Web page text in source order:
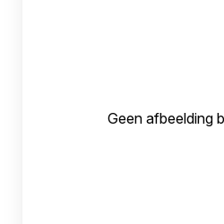
Geen afbeelding